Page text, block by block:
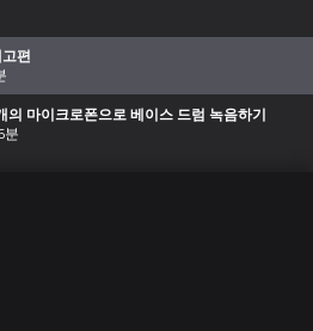
편
의 마이크로폰으로 베이스 드럼 녹음하기
분